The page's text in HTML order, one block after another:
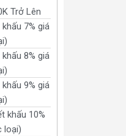
Trở Lên
7% giá
8% giá
9% giá
khấu 10%
loại)